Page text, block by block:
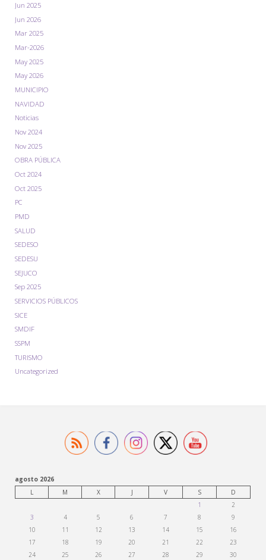
Jun 2025
Jun 2026
Mar 2025
Mar-2026
May 2025
May 2026
MUNICIPIO
NAVIDAD
Noticias
Nov 2024
Nov 2025
OBRA PÚBLICA
Oct 2024
Oct 2025
PC
PMD
SALUD
SEDESO
SEDESU
SEJUCO
Sep 2025
SERVICIOS PÚBLICOS
SICE
SMDIF
SSPM
TURISMO
Uncategorized
agosto 2026
L
M X J V S
D
1
2
3
4 5 6 7 8
9
10
11 12 13 14 15
16
17
18 19 20 21 22
23
24
25 26 27 28 29
30